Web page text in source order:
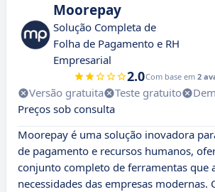
Moorepay
Solução Completa de
Folha de Pagamento e RH
Empresarial
2.0Com base em 2
Versão gratuita Teste gratuito
Preços sob consulta
Moorepay é uma solução inovadora
de pagamento e recursos humanos,
conjunto completo de ferramentas que
necessidades das empresas modernas.